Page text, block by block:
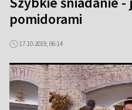
pomidorami
17.10.2019, 06:14